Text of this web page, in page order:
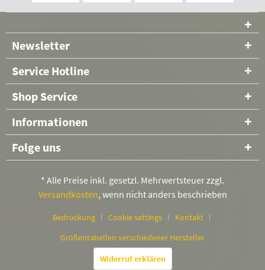
Newsletter
Service Hotline
Shop Service
Informationen
Folge uns
* Alle Preise inkl. gesetzl. Mehrwertsteuer zzgl.
Versandkosten, wenn nicht anders beschrieben
Bedruckung Cookie settings
Kontakt
Größentabellen verschiedener Hersteller
Widerruf erklären